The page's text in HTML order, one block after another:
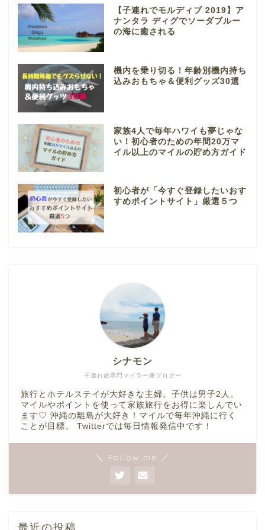
【子連れでモルディブ 2019】ア
ナンタラ ディグでソーダブルー
の海に癒される
機内を乗り切る！年齢別機内持ち
込みおもちゃ＆便利グッズ30選
家族4人で毎年ハワイも夢じゃな
い！初心者のための年間20万マ
イル以上のマイルの貯め方ガイド
初心者が「今すぐ登録したいおす
すめポイントサイト」厳選５つ
子連れ旅専門マイラー兼ブロガー
シナモン
旅行とホテルステイが大好きな主婦。子供は男子2人。
マイルやポイントを使って家族旅行をお得に楽しんでい
ます♡ 沖縄の離島が大好き！マイルで毎年沖縄に行く
ことが目標。 Twitterでは毎日情報発信中です！
＼ Follow me ／
最近の投稿